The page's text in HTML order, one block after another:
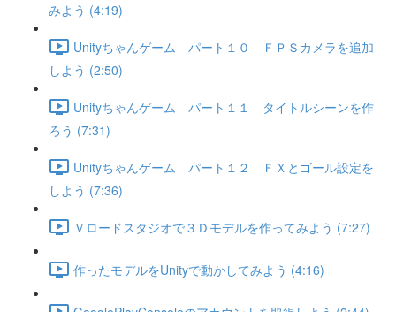
みよう (4:19)
Unityちゃんゲーム パート１０ ＦＰＳカメラを追加
しよう (2:50)
Unityちゃんゲーム パート１１ タイトルシーンを作
ろう (7:31)
Unityちゃんゲーム パート１２ ＦＸとゴール設定を
しよう (7:36)
Ｖロードスタジオで３Ｄモデルを作ってみよう (7:27)
作ったモデルをUnityで動かしてみよう (4:16)